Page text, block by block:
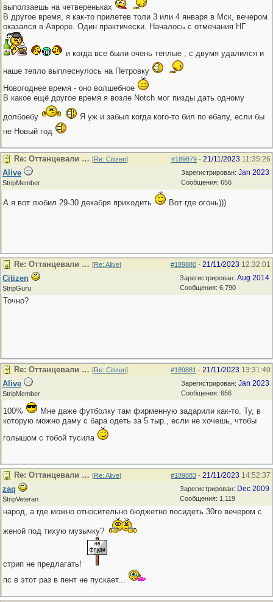
выползаешь на четвереньках
В другое время, я как-то прилетев толи 3 или 4 января в Мск, вечером
оказался в Авроре. Один практически. Началось с отмечания НГ
и когда все были очень теплые , с двумя удалился и
наше тепло выплеснулось на Петровку
Новогоднее время - оно волшебное
В какое ещё другое время я возле Notch мог пизды дать одному
долбоебу
Я уж и забыл когда кого-то бил по ебалу, если бы
не Новый год
#189879 - 21/11/2023 11:35:26
Re: Оттанцевали … [Re: Citizen]
Зарегистрирован: Jan 2023
Сообщения: 656
Alive
StripMember
А я вот любил 29-30 декабря приходить Вот где огонь)))
#189880 - 21/11/2023 12:32:01
Re: Оттанцевали … [Re: Alive]
Зарегистрирован: Aug 2014
Сообщения: 6,790
Citizen
StripGuru
Точно?
#189881 - 21/11/2023 13:31:40
Re: Оттанцевали … [Re: Citizen]
Зарегистрирован: Jan 2023
Сообщения: 656
Alive
StripMember
100%
Мне даже футболку там фирменную задарили как-то. Ту, в
которую можно даму с бара одеть за 5 тыр., если не хочешь, чтобы
голышом с тобой тусила
#189883 - 21/11/2023 14:52:37
Re: Оттанцевали … [Re: Alive]
Зарегистрирован: Dec 2009
Сообщения: 1,119
zaq
StripVeteran
народ, а где можно относительно бюджетно посидеть 30го вечером с
женой под тихую музычку?
стрип не предлагать!
пс в этот раз в пент не пускает...